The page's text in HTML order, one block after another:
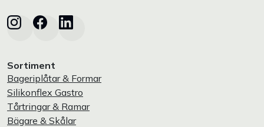
Sortiment
Bageriplåtar & Formar
Silikonflex Gastro
Tårtringar & Ramar
Bägare & Skålar